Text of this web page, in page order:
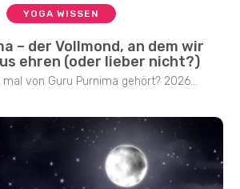
YOGA WISSEN
– der Vollmond, an dem wir
ehren (oder lieber nicht?)
von Guru Purnima gehört? 2026...